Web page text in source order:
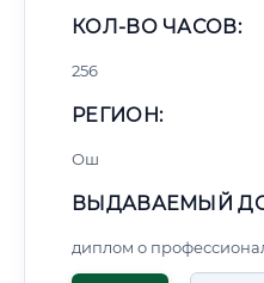
КОЛ-ВО ЧАСОВ:
256
РЕГИОН:
Ош
ВЫДАВАЕМЫЙ
диплом о